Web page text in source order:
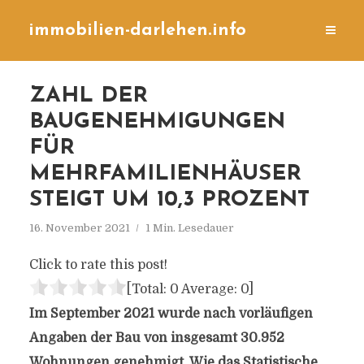
immobilien-darlehen.info
ZAHL DER
BAUGENEHMIGUNGEN
FÜR
MEHRFAMILIENHÄUSER
STEIGT UM 10,3 PROZENT
16. November 2021 1 Min. Lesedauer
Click to rate this post!
[Total: 0 Average: 0]
Im September 2021 wurde nach vorläufigen
Angaben der Bau von insgesamt 30.952